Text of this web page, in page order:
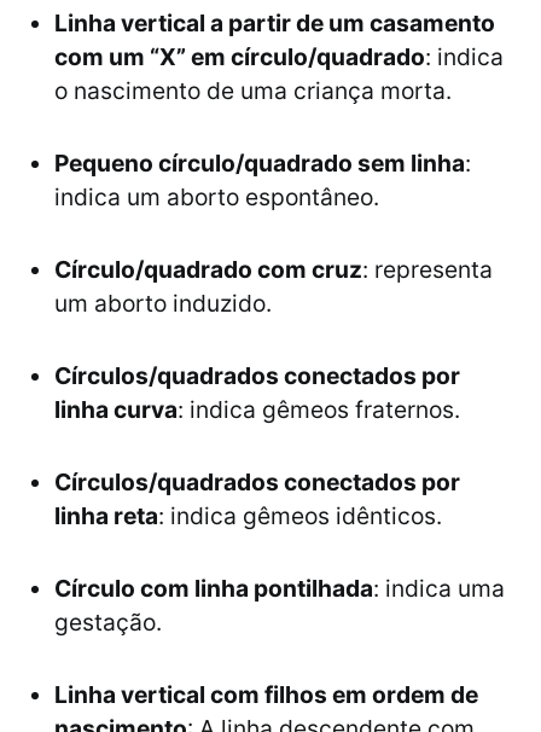
Linha vertical a partir de um casamento
com um “X” em círculo/quadrado: indica
o nascimento de uma criança morta.
Pequeno círculo/quadrado sem linha:
indica um aborto espontâneo.
Círculo/quadrado com cruz: representa
um aborto induzido.
Círculos/quadrados conectados por
linha curva: indica gêmeos fraternos.
Círculos/quadrados conectados por
linha reta: indica gêmeos idênticos.
Círculo com linha pontilhada: indica uma
gestação.
Linha vertical com filhos em ordem de